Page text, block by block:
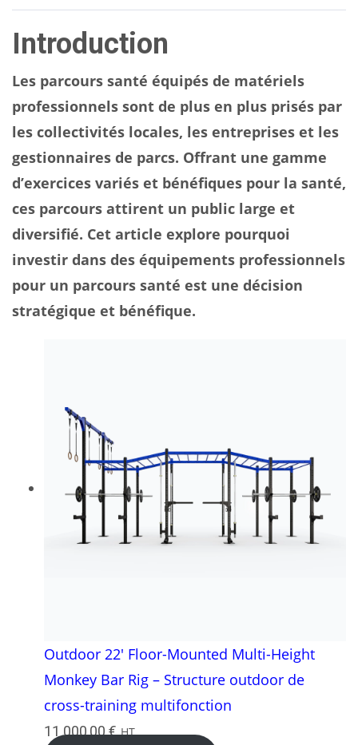
Introduction
Les parcours santé équipés de matériels
professionnels sont de plus en plus prisés par
les collectivités locales, les entreprises et les
gestionnaires de parcs. Offrant une gamme
d’exercices variés et bénéfiques pour la santé,
ces parcours attirent un public large et
diversifié. Cet article explore pourquoi
investir dans des équipements professionnels
pour un parcours santé est une décision
stratégique et bénéfique.
Outdoor 22′ Floor-Mounted Multi-Height
Monkey Bar Rig – Structure outdoor de
cross-training multifonction
11 000,00€ HT